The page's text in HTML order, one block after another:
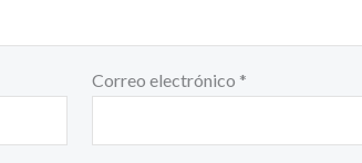
Correo electrónico *